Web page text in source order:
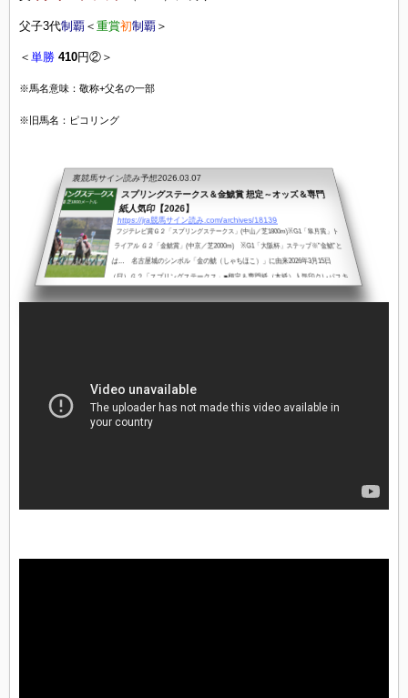
父子3代制覇 ＜ 重賞初制覇 ＞
＜ 単勝 410円②＞
※馬名意味：敬称+父名の一部
※旧馬名：ピコリング
裏競馬サイン読み予想2026.03.07
スプリングステークス＆金鯱賞 想定～オッズ＆専門
紙人気印【2026】
https://jra競馬サイン読み.com/archives/18139
フジテレビ賞Ｇ２「スプリングステークス」(中山／芝1800m)※G1「皐月賞」ト
ライアル Ｇ２「金鯱賞」(中京／芝2000m) ※G1「大阪杯」ステップ※”金鯱”と
は… 名古屋城のシンボル「金の鯱（しゃちほこ）」に由来2026年3月15日
（日）Ｇ２「スプリングステークス」■想定＆専門紙（本紙）人気印クレパスキ